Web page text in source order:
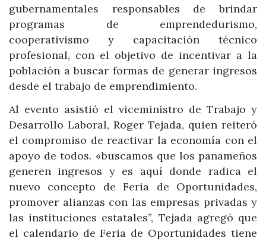
gubernamentales responsables de brindar
programas de emprendedurismo,
cooperativismo y capacitación técnico
profesional, con el objetivo de incentivar a la
población a buscar formas de generar ingresos
desde el trabajo de emprendimiento.
Al evento asistió el viceministro de Trabajo y
Desarrollo Laboral, Roger Tejada, quien reiteró
el compromiso de reactivar la economía con el
apoyo de todos. «buscamos que los panameños
generen ingresos y es aquí donde radica el
nuevo concepto de Feria de Oportunidades,
promover alianzas con las empresas privadas y
las instituciones estatales”, Tejada agregó que
el calendario de Feria de Oportunidades tiene